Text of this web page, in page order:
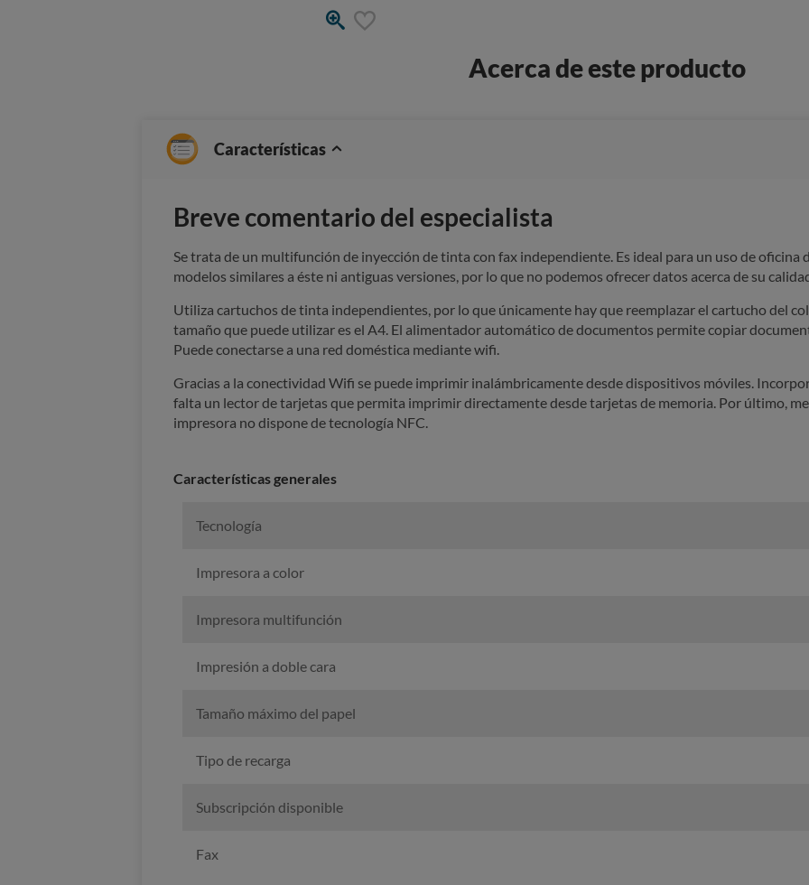
Acerca de este producto
Características
Breve comentario del especialista
Se trata de un multifunción de inyección de tinta con fax independiente. Es ideal para un uso de oficina
modelos similares a éste ni antiguas versiones, por lo que no podemos ofrecer datos acerca de su
Utiliza cartuchos de tinta independientes, por lo que únicamente hay que reemplazar el cartucho del
tamaño que puede utilizar es el A4. El alimentador automático de documentos permite copiar
Puede conectarse a una red doméstica mediante wifi.
Gracias a la conectividad Wifi se puede imprimir inalámbricamente desde dispositivos móviles.
falta un lector de tarjetas que permita imprimir directamente desde tarjetas de memoria. Por último,
impresora no dispone de tecnología NFC.
Características generales
Tecnología
Impresora a color
Impresora multifunción
Impresión a doble cara
Tamaño máximo del papel
Tipo de recarga
Subscripción disponible
Fax